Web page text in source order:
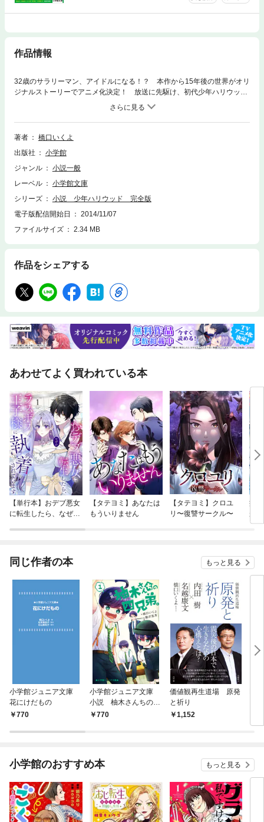
作品情報
32歳のサラリーマン、アイドルになる！？ 本作から15年後の世界がオリ
ジナルストーリーでアニメ化決定！ 放送に先駆け、初代少年ハリウッド
の物語が完全版となって登場！ かつてアイドルになることを夢見ていた
桜木広司、32歳。ごく一般的な生活を送っていた彼が、ある日アイドルグ
ループの新メンバーにならないかとスカウトされる。 外見が幼く見える
ため、まさかの17歳だと思われたのだ。抱いた夢を終わらせる為に“柊剛
神「ゴッド」と呼ばれるまでの軌跡に加え、少年ハリウッド結成当初から
の初代メンバーが登場するストーリーをコンプリート。
著者
橋口いくよ
出版社
小学館
ジャンル
小説一般
レーベル
小学館文庫
シリーズ
小説 少年ハリウッド 完全版
電子版配信開始日
2014/11/07
ファイルサイズ
2.34 MB
作品をシェアする
あわせてよく買われている本
【単行本】おデブ悪女
に転生したら、なぜか
【タテヨミ】あなたは
もういりません
【タテヨミ】クロユ
リ〜復讐サークル〜
病
が
ぎ
同じ作者の本 もっと見る
小学館ジュニア文庫
花にけだもの
770
小学館ジュニア文庫
小説 柚木さんちの四
兄弟。１
770
価値観再生道場 原発
と祈り
1,152
小学館のおすすめ本 もっと見る